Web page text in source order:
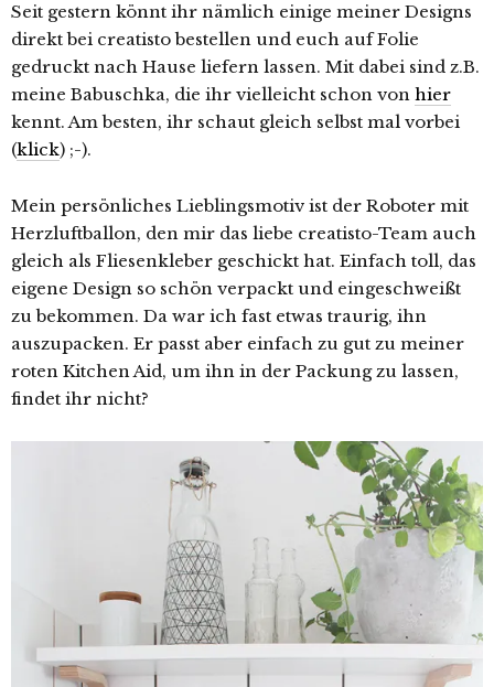
Seit gestern könnt ihr nämlich einige meiner Designs
direkt bei creatisto bestellen und euch auf Folie
gedruckt nach Hause liefern lassen. Mit dabei sind z.B.
meine Babuschka, die ihr vielleicht schon von hier
kennt. Am besten, ihr schaut gleich selbst mal vorbei
(klick) ;-).
Mein persönliches Lieblingsmotiv ist der Roboter mit
Herzluftballon, den mir das liebe creatisto-Team auch
gleich als Fliesenkleber geschickt hat. Einfach toll, das
eigene Design so schön verpackt und eingeschweißt
zu bekommen. Da war ich fast etwas traurig, ihn
auszupacken. Er passt aber einfach zu gut zu meiner
roten Kitchen Aid, um ihn in der Packung zu lassen,
findet ihr nicht?